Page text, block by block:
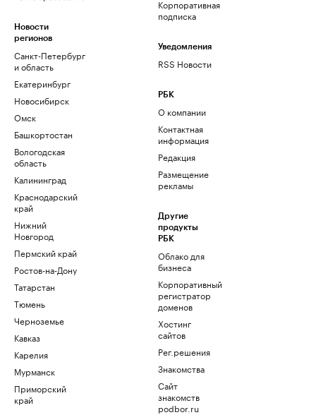
Новости
регионов
Санкт-Петербург
и область
Екатеринбург
Новосибирск
Омск
Башкортостан
Вологодская
область
Калининград
Краснодарский
край
Нижний
Новгород
Пермский край
Ростов-на-Дону
Татарстан
Тюмень
Черноземье
Кавказ
Карелия
Мурманск
Приморский
край
Корпоративная
подписка
Уведомления
RSS Новости
РБК
О компании
Контактная
информация
Редакция
Размещение
рекламы
Другие
продукты
РБК
Облако для
бизнеса
Корпоративный
регистратор
доменов
Хостинг
сайтов
Рег.решения
Знакомства
Сайт
знакомств
podbor.ru